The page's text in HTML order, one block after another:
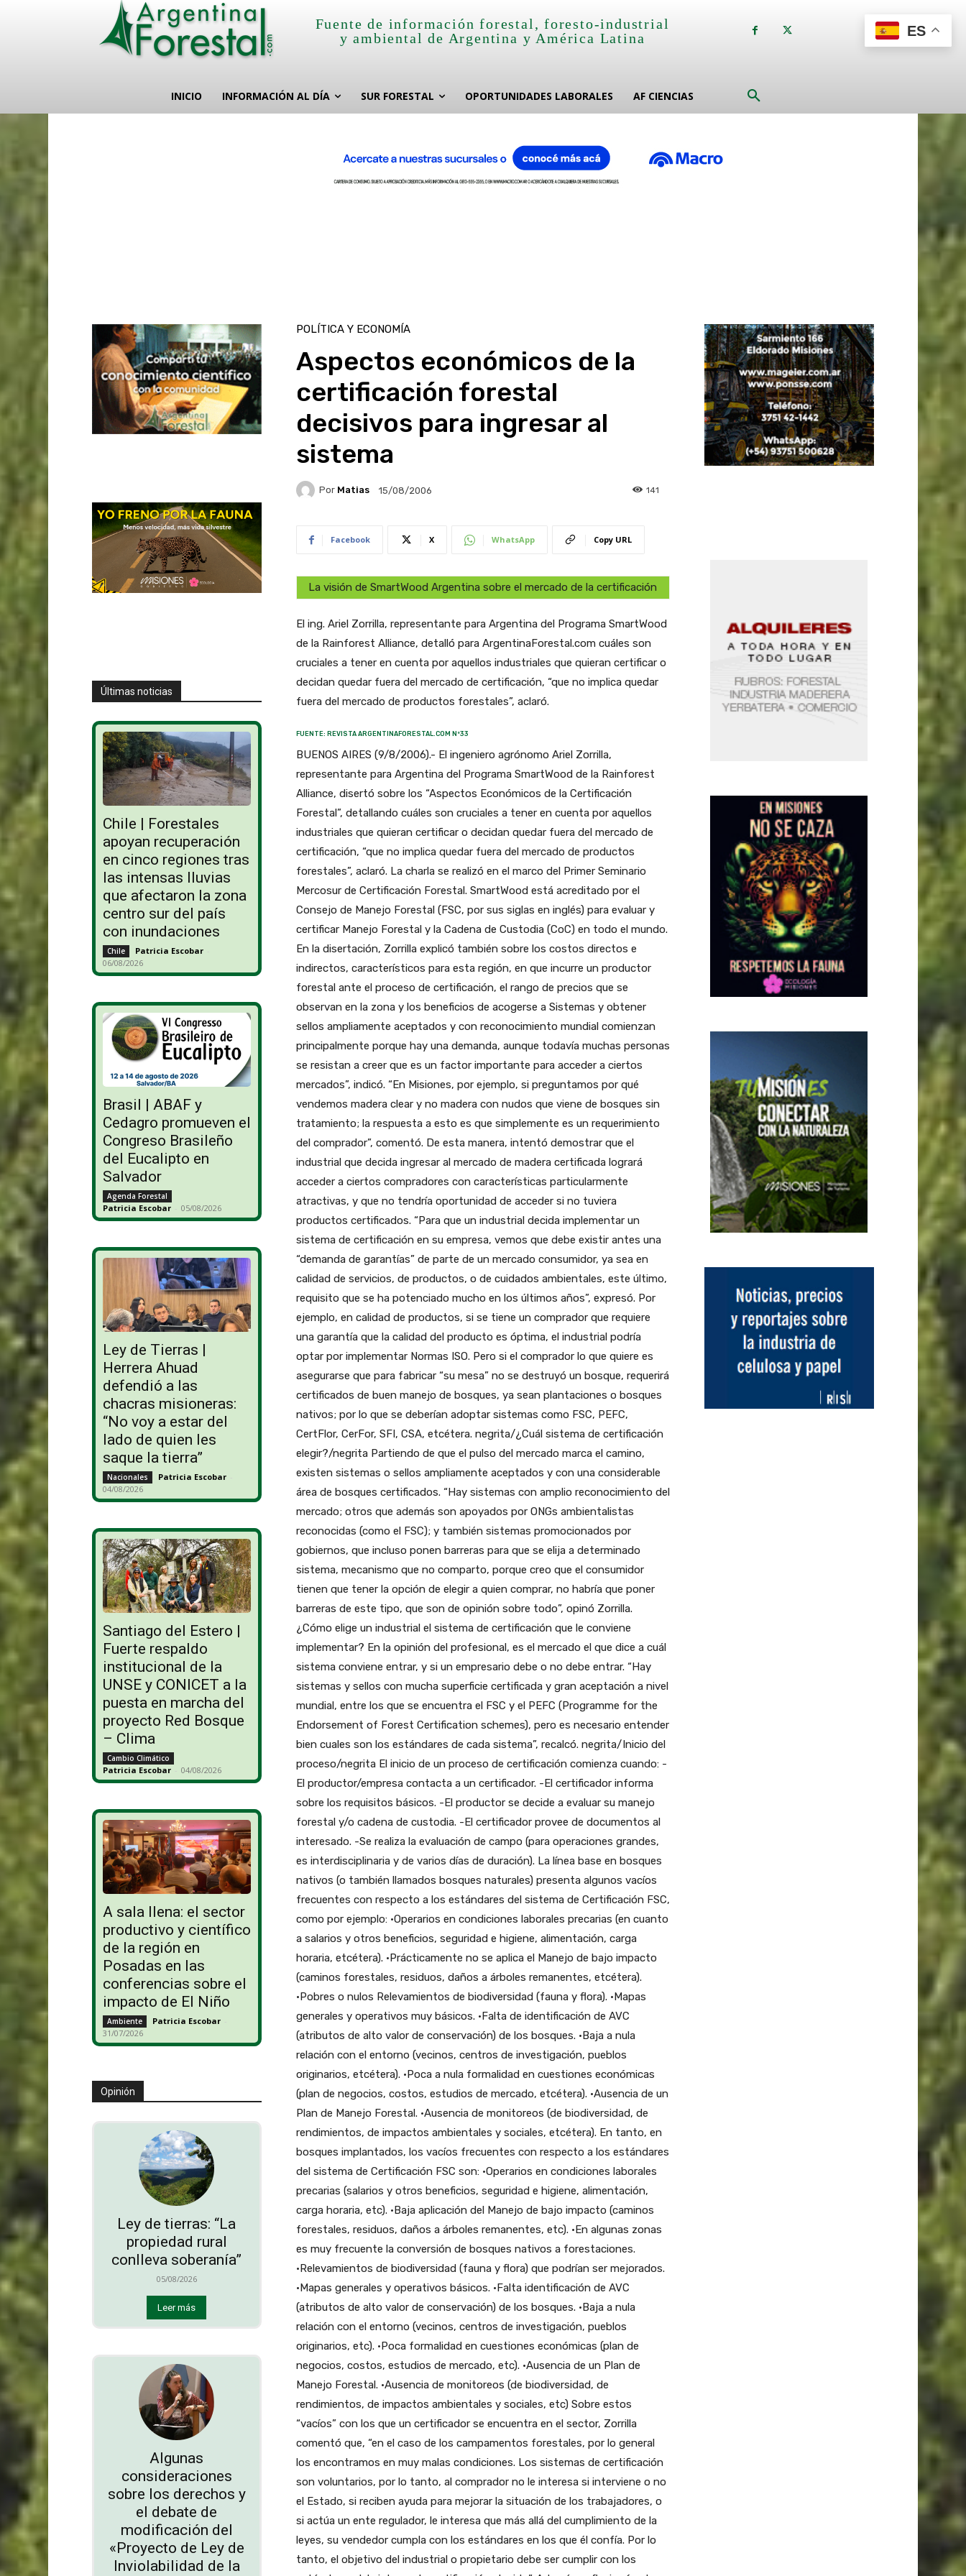
Fuente de información forestal, foresto-industrial
y ambiental de Argentina y América Latina
INICIO INFORMACIÓN AL DÍA SUR FORESTAL OPORTUNIDADES LABORALES AF CIENCIAS
Últimas noticias
Chile | Forestales
apoyan recuperación
en cinco regiones tras
las intensas lluvias
que afectaron la zona
centro sur del país
con inundaciones
Chile Patricia Escobar -
06/08/2026
Brasil | ABAF y
Cedagro promueven el
Congreso Brasileño
del Eucalipto en
Salvador
Agenda Forestal
Patricia Escobar - 05/08/2026
Ley de Tierras |
Herrera Ahuad
defendió a las
chacras misioneras:
“No voy a estar del
lado de quien les
saque la tierra”
Nacionales Patricia Escobar -
04/08/2026
Santiago del Estero |
Fuerte respaldo
institucional de la
UNSE y CONICET a la
puesta en marcha del
proyecto Red Bosque
– Clima
Cambio Climático
Patricia Escobar - 04/08/2026
A sala llena: el sector
productivo y científico
de la región en
Posadas en las
conferencias sobre el
impacto de El Niño
Ambiente Patricia Escobar -
31/07/2026
Opinión
Ley de tierras: “La
propiedad rural
conlleva soberanía”
05/08/2026
Leer más
Algunas
consideraciones
sobre los derechos y
el debate de
modificación del
«Proyecto de Ley de
Inviolabilidad de la
POLÍTICA Y ECONOMÍA
Aspectos económicos de la
certificación forestal
decisivos para ingresar al
sistema
Por Matias 15/08/2006 141
Facebook X WhatsApp Copy URL
La visión de SmartWood Argentina sobre el mercado de la certificación
El ing. Ariel Zorrilla, representante para Argentina del Programa SmartWood
de la Rainforest Alliance, detalló para ArgentinaForestal.com cuáles son
cruciales a tener en cuenta por aquellos industriales que quieran certificar o
decidan quedar fuera del mercado de certificación, “que no implica quedar
fuera del mercado de productos forestales”, aclaró.
FUENTE: REVISTA ARGENTINAFORESTAL.COM Nº33
BUENOS AIRES (9/8/2006).- El ingeniero agrónomo Ariel Zorrilla,
representante para Argentina del Programa SmartWood de la Rainforest
Alliance, disertó sobre los “Aspectos Económicos de la Certificación
Forestal”, detallando cuáles son cruciales a tener en cuenta por aquellos
industriales que quieran certificar o decidan quedar fuera del mercado de
certificación, “que no implica quedar fuera del mercado de productos
forestales”, aclaró. La charla se realizó en el marco del Primer Seminario
Mercosur de Certificación Forestal. SmartWood está acreditado por el
Consejo de Manejo Forestal (FSC, por sus siglas en inglés) para evaluar y
certificar Manejo Forestal y la Cadena de Custodia (CoC) en todo el mundo.
En la disertación, Zorrilla explicó también sobre los costos directos e
indirectos, característicos para esta región, en que incurre un productor
forestal ante el proceso de certificación, el rango de precios que se
observan en la zona y los beneficios de acogerse a Sistemas y obtener
sellos ampliamente aceptados y con reconocimiento mundial comienzan
principalmente porque hay una demanda, aunque todavía muchas personas
se resistan a creer que es un factor importante para acceder a ciertos
mercados”, indicó. “En Misiones, por ejemplo, si preguntamos por qué
vendemos madera clear y no madera con nudos que viene de bosques sin
tratamiento; la respuesta a esto es que simplemente es un requerimiento
del comprador”, comentó. De esta manera, intentó demostrar que el
industrial que decida ingresar al mercado de madera certificada logrará
acceder a ciertos compradores con características particularmente
atractivas, y que no tendría oportunidad de acceder si no tuviera
productos certificados. “Para que un industrial decida implementar un
sistema de certificación en su empresa, vemos que debe existir antes una
“demanda de garantías” de parte de un mercado consumidor, ya sea en
calidad de servicios, de productos, o de cuidados ambientales, este último,
requisito que se ha potenciado mucho en los últimos años”, expresó. Por
ejemplo, en calidad de productos, si se tiene un comprador que requiere
una garantía que la calidad del producto es óptima, el industrial podría
optar por implementar Normas ISO. Pero si el comprador lo que quiere es
asegurarse que para fabricar “su mesa” no se destruyó un bosque, requerirá
certificados de buen manejo de bosques, ya sean plantaciones o bosques
nativos; por lo que se deberían adoptar sistemas como FSC, PEFC,
CertFlor, CerFor, SFI, CSA, etcétera. negrita/¿Cuál sistema de certificación
elegir?/negrita Partiendo de que el pulso del mercado marca el camino,
existen sistemas o sellos ampliamente aceptados y con una considerable
área de bosques certificados. “Hay sistemas con amplio reconocimiento del
mercado; otros que además son apoyados por ONGs ambientalistas
reconocidas (como el FSC); y también sistemas promocionados por
gobiernos, que incluso ponen barreras para que se elija a determinado
sistema, mecanismo que no comparto, porque creo que el consumidor
tienen que tener la opción de elegir a quien comprar, no habría que poner
barreras de este tipo, que son de opinión sobre todo”, opinó Zorrilla.
¿Cómo elige un industrial el sistema de certificación que le conviene
implementar? En la opinión del profesional, es el mercado el que dice a cuál
sistema conviene entrar, y si un empresario debe o no debe entrar. “Hay
sistemas y sellos con mucha superficie certificada y gran aceptación a nivel
mundial, entre los que se encuentra el FSC y el PEFC (Programme for the
Endorsement of Forest Certification schemes), pero es necesario entender
bien cuales son los estándares de cada sistema”, recalcó. negrita/Inicio del
proceso/negrita El inicio de un proceso de certificación comienza cuando: -
El productor/empresa contacta a un certificador. -El certificador informa
sobre los requisitos básicos. -El productor se decide a evaluar su manejo
forestal y/o cadena de custodia. -El certificador provee de documentos al
interesado. -Se realiza la evaluación de campo (para operaciones grandes,
es interdisciplinaria y de varios días de duración). La línea base en bosques
nativos (o también llamados bosques naturales) presenta algunos vacíos
frecuentes con respecto a los estándares del sistema de Certificación FSC,
como por ejemplo: •Operarios en condiciones laborales precarias (en cuanto
a salarios y otros beneficios, seguridad e higiene, alimentación, carga
horaria, etcétera). •Prácticamente no se aplica el Manejo de bajo impacto
(caminos forestales, residuos, daños a árboles remanentes, etcétera).
•Pobres o nulos Relevamientos de biodiversidad (fauna y flora). •Mapas
generales y operativos muy básicos. •Falta de identificación de AVC
(atributos de alto valor de conservación) de los bosques. •Baja a nula
relación con el entorno (vecinos, centros de investigación, pueblos
originarios, etcétera). •Poca a nula formalidad en cuestiones económicas
(plan de negocios, costos, estudios de mercado, etcétera). •Ausencia de un
Plan de Manejo Forestal. •Ausencia de monitoreos (de biodiversidad, de
rendimientos, de impactos ambientales y sociales, etcétera). En tanto, en
bosques implantados, los vacíos frecuentes con respecto a los estándares
del sistema de Certificación FSC son: •Operarios en condiciones laborales
precarias (salarios y otros beneficios, seguridad e higiene, alimentación,
carga horaria, etc). •Baja aplicación del Manejo de bajo impacto (caminos
forestales, residuos, daños a árboles remanentes, etc). •En algunas zonas
es muy frecuente la conversión de bosques nativos a forestaciones.
•Relevamientos de biodiversidad (fauna y flora) que podrían ser mejorados.
•Mapas generales y operativos básicos. •Falta identificación de AVC
(atributos de alto valor de conservación) de los bosques. •Baja a nula
relación con el entorno (vecinos, centros de investigación, pueblos
originarios, etc). •Poca formalidad en cuestiones económicas (plan de
negocios, costos, estudios de mercado, etc). •Ausencia de un Plan de
Manejo Forestal. •Ausencia de monitoreos (de biodiversidad, de
rendimientos, de impactos ambientales y sociales, etc) Sobre estos
“vacíos” con los que un certificador se encuentra en el sector, Zorrilla
comentó que, “en el caso de los campamentos forestales, por lo general
los encontramos en muy malas condiciones. Los sistemas de certificación
son voluntarios, por lo tanto, al comprador no le interesa si interviene o no
el Estado, si reciben ayuda para mejorar la situación de los trabajadores, o
si actúa un ente regulador, le interesa que más allá del cumplimiento de la
leyes, su vendedor cumpla con los estándares en los que él confía. Por lo
tanto, el objetivo del industrial o propietario debe ser cumplir con los
ES